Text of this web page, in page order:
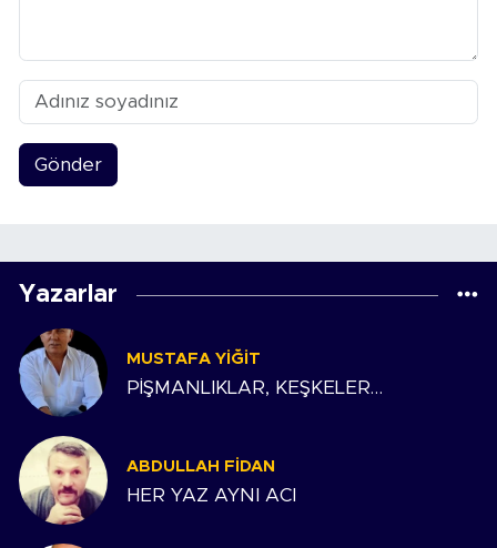
Gönder
Yazarlar
MUSTAFA YIĞIT
PİŞMANLIKLAR, KEŞKELER…
ABDULLAH FIDAN
HER YAZ AYNI ACI